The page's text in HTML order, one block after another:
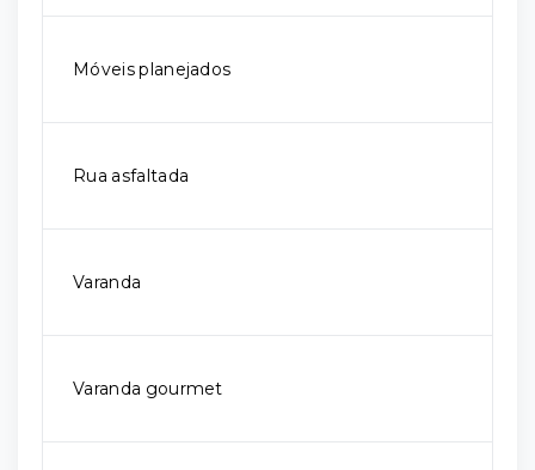
Móveis planejados
Rua asfaltada
Varanda
Varanda gourmet